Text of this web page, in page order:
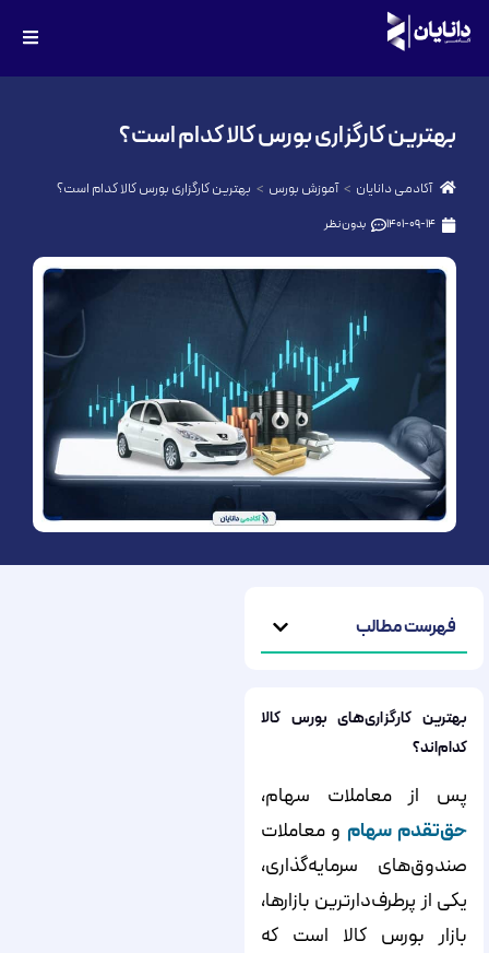
بهترین کارگزاری‌ بورس کالا کدام‌ است؟
آکادمی دانایان آموزش بورس بهترین کارگزاری‌ بورس کالا کدام‌ است؟
1401-09-14 بدون نظر
فهرست مطالب
بهترین کارگزاری‌های بورس کالا
کدام‌اند؟
پس از معاملات سهام،
حق‌تقدم سهام و معاملات
صندوق‌‌‌‌‌‌‌های سرمایه‌‌‌‌‌‌‌گذاری،
یکی از پرطرف‌دارترین بازارها،
بازار بورس کالا است که